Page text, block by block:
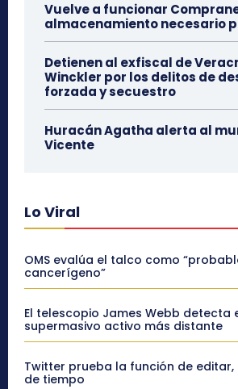
Vuelve a funcionar
almacenamiento necesario
Detienen al exfiscal de
Winckler por los delitos de
forzada y secuestro
Huracán Agatha alerta al
Vicente
Lo Viral
OMS evalúa el talco como
cancerígeno”
El telescopio James Webb detecta
supermasivo activo más distante
Twitter prueba la función de
de tiempo